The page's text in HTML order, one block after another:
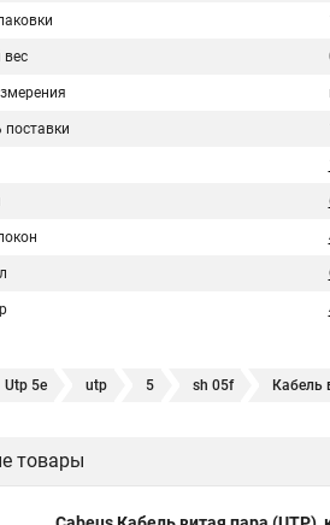
поставки
Utp 5e utp 5 sh 05f Кабель
товары